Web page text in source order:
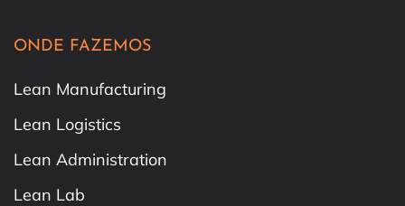
ONDE FAZEMOS
Lean Manufacturing
Lean Logistics
Lean Administration
Lean Lab